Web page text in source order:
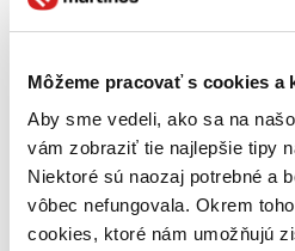
Môžeme pracovať s cookies a
Aby sme vedeli, ako sa na
vám zobraziť tie najlepšie tipy
Niektoré sú naozaj potrebné a
vôbec nefungovala. Okrem
cookies, ktoré nám umožňujú
Miroslav Kalina (3 tituly)
Milena Bočánková (3 tituly)
Donna Leon (3 tituly)
Denisa Prošková (3 tituly)
Iva Hedvábná (3 tituly)Iva
Aniko Gergely (3 tituly)
Marek Epstein (3 tituly)
Ďalšie možnosti